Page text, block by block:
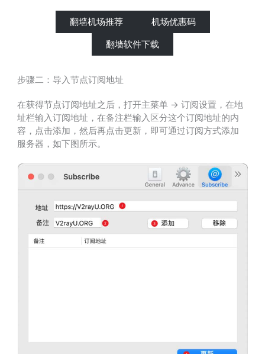
翻墙机场推荐 机场优惠码
翻墙软件下载
步骤二：导入节点订阅地址
在获得节点订阅地址之后，打开主菜单 -> 订阅设置，在地
址栏输入订阅地址，在备注栏输入区分这个订阅地址的内
容，点击添加，然后再点击更新，即可通过订阅方式添加
服务器，如下图所示。